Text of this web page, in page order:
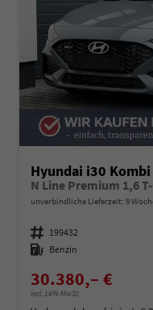
Hyundai i30 Kombi
N Line Premium 1,6
unverbindliche Lieferzeit: 9
Fahrzeugnummer 199432
Kraftstoff Benzin
30.380,– €
incl. 19% MwSt.